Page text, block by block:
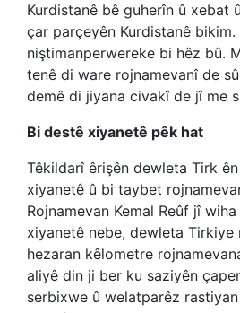
Kurdistanê bê guherîn û xebat
çar parçeyên Kurdistanê bikim.
niştimanperwereke bi hêz bû.
tenê di ware rojnamevanî de
demê di jiyana civakî de jî me
Bi destê xiyanetê pêk hat
Têkildarî êrişên dewleta Tirk
xiyanetê û bi taybet
Rojnamevan Kemal Reûf jî
xiyanetê nebe, dewleta Tirkiye
hezaran kêlometre
aliyê din ji ber ku saziyên
serbixwe û welatparêz